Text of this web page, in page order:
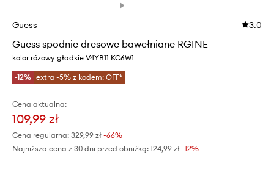
Guess 3.0
Guess spodnie dresowe bawełniane RGINE
kolor różowy gładkie V4YB11 KC6W1
-12% extra -5% z kodem: OFF*
Cena aktualna:
109,99 zł
Cena regularna: 329,99 zł -66%
Najniższa cena z 30 dni przed obniżką: 124,99 zł -12%